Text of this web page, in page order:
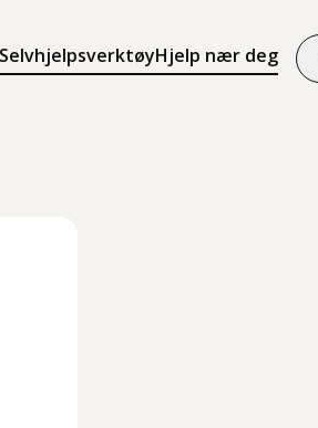
SelvhjelpsverktøyHjelp nær deg